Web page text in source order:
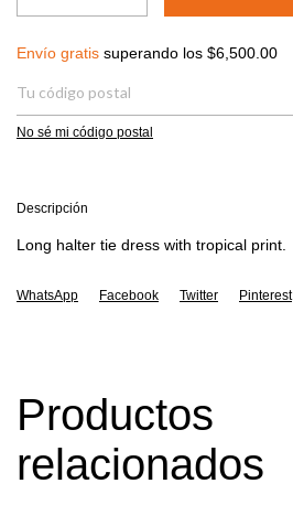
Envío gratis $6,500.00
Envío gratis superando los $6,500.00
No sé mi código postal
Descripción
Long halter tie dress with tropical print.
WhatsApp Facebook Twitter Pinterest
Productos
relacionados